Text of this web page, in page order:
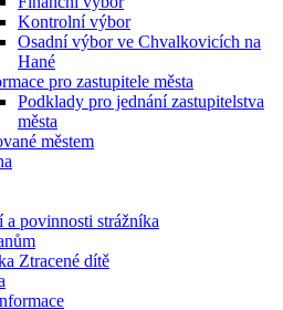
Kontrolní výbor
Osadní výbor ve Chvalkovicích na
Hané
pro zastupitele města
Podklady pro jednání zastupitelstva
města
městem
a povinnosti strážníka
Ztracené dítě